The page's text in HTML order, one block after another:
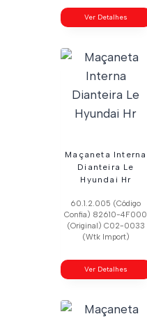
Ver Detalhes
Maçaneta Interna
Dianteira Le
Hyundai Hr
60.1.2.005 (Código
Confia) 82610-4F000
(Original) C02-0033
(Wtk Import)
Ver Detalhes